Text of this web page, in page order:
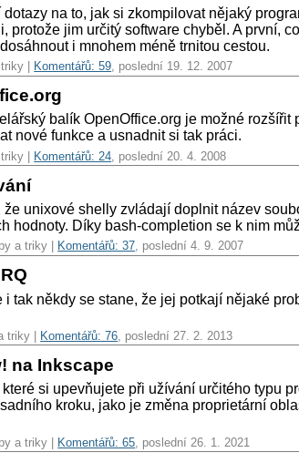
na to, jak si zkompilovat nějaký
protože jim určitý software chyběl. A první,
i mnohem méně trnitou cestou.
| Komentářů: 59 , poslední 19. 12. 2007
balík OpenOffice.org je možné
nové funkce a usnadnit si tak práci.
| Komentářů: 24 , poslední 20. 4. 2008
že unixové shelly zvládají doplnit název
hodnoty. Díky bash-completion se k nim
a triky | Komentářů: 37, poslední 4. 9. 2007
i tak někdy se stane, že jej potkají nějaké
triky | Komentářů: 76 , poslední 27. 2. 2013
na Inkscape
si upevňujete při užívání určitého typu
kroku, jako je změna proprietární
a triky | Komentářů: 65 , poslední 26. 1. 2021